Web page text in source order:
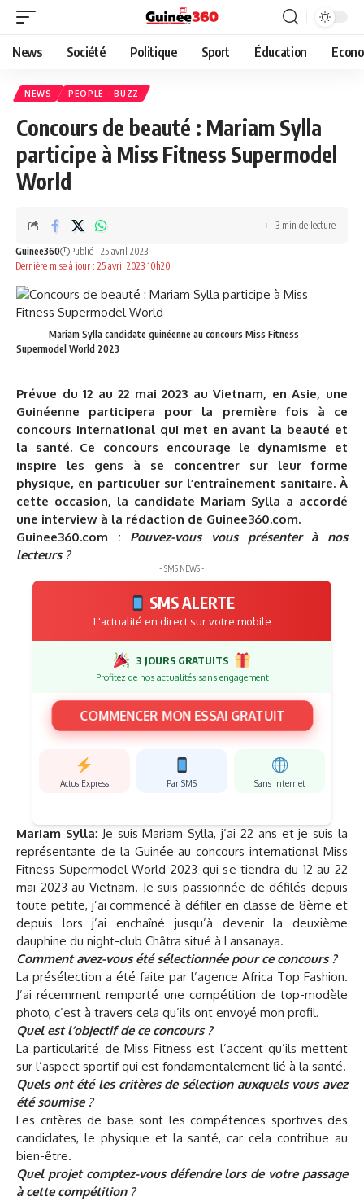
News Société Politique Sport Éducation
NEWS PEOPLE - BUZZ
Concours de beauté : Mariam Sylla
participe à Miss Fitness Supermodel
World
Dernière mise à jour : 25 avril 2023 10h20
Guinee360 Publié : 25 avril 2023
3 min de lecture
Mariam Sylla candidate guinéenne au concours Miss Fitness
Supermodel World 2023
Prévue du 12 au 22 mai 2023 au Vietnam, en Asie, une
Guinéenne participera pour la première fois à ce
concours international qui met en avant la beauté et
la santé. Ce concours encourage le dynamisme et
inspire les gens à se concentrer sur leur forme
physique, en particulier sur l’entraînement sanitaire. À
cette occasion, la candidate Mariam Sylla a accordé
une interview à la rédaction de Guinee360.com.
Guinee360.com : Pouvez-vous vous présenter à nos
lecteurs ?
- SMS NEWS -
SMS ALERTE
L'actualité en direct sur votre mobile
3 JOURS GRATUITS
Profitez de nos actualités sans engagement
COMMENCER MON ESSAI GRATUIT
Actus Express Par SMS Sans Internet
Mariam Sylla: Je suis Mariam Sylla, j’ai 22 ans et je suis la
représentante de la Guinée au concours international Miss
Fitness Supermodel World 2023 qui se tiendra du 12 au 22
mai 2023 au Vietnam. Je suis passionnée de défilés depuis
toute petite, j’ai commencé à défiler en classe de 8ème et
depuis lors j’ai enchaîné jusqu’à devenir la deuxième
dauphine du night-club Châtra situé à Lansanaya.
Comment avez-vous été sélectionnée pour ce concours ?
La présélection a été faite par l’agence Africa Top Fashion.
J’ai récemment remporté une compétition de top-modèle
photo, c’est à travers cela qu’ils ont envoyé mon profil.
Quel est l’objectif de ce concours ?
La particularité de Miss Fitness est l’accent qu’ils mettent
sur l’aspect sportif qui est fondamentalement lié à la santé.
Quels ont été les critères de sélection auxquels vous avez
été soumise ?
Les critères de base sont les compétences sportives des
candidates, le physique et la santé, car cela contribue au
bien-être.
Quel projet comptez-vous défendre lors de votre passage
à cette compétition ?